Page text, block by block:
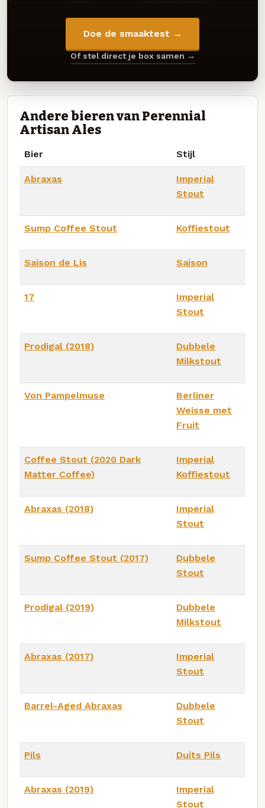
Doe de smaaktest →
Of stel direct je box samen →
Andere bieren van Perennial
Artisan Ales
Bier Stijl
Abraxas
Imperial
Stout
Sump Coffee Stout Koffiestout
Saison de Lis Saison
17
Imperial
Stout
Prodigal (2018)
Dubbele
Milkstout
Von Pampelmuse
Berliner
Weisse met
Fruit
Coffee Stout (2020 Dark
Matter Coffee)
Imperial
Koffiestout
Abraxas (2018)
Imperial
Stout
Sump Coffee Stout (2017)
Dubbele
Stout
Prodigal (2019)
Dubbele
Milkstout
Abraxas (2017)
Imperial
Stout
Barrel-Aged Abraxas
Dubbele
Stout
Pils Duits Pils
Abraxas (2019)
Imperial
Stout